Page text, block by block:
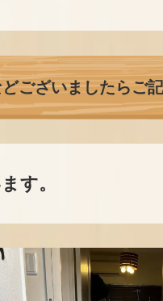
ございましたらご
す。